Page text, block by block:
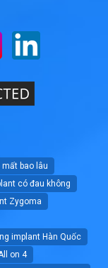
bao lâu
có đau không
Zygoma
implant Hàn Quốc
on 4